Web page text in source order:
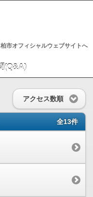
柏市オフィシャルウェブサイトへ
アクセス数順
全13件